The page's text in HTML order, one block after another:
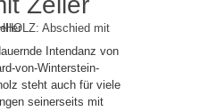
Intendanz von
von-Winterstein-
steht auch für viele
seinerseits mit